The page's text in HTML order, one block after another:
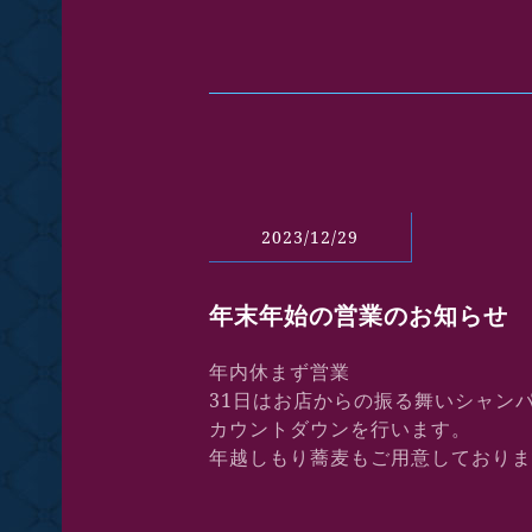
2023/12/29
年末年始の営業のお知らせ
年内休まず営業
31日はお店からの振る舞いシャン
カウントダウンを行います。
年越しもり蕎麦もご用意しておりま